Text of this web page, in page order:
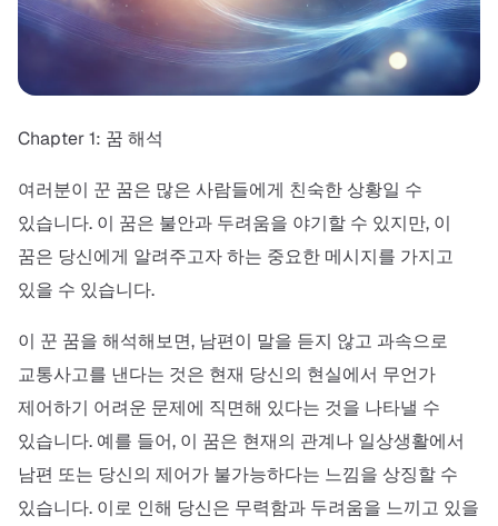
Chapter 1: 꿈 해석
여러분이 꾼 꿈은 많은 사람들에게 친숙한 상황일 수
있습니다. 이 꿈은 불안과 두려움을 야기할 수 있지만, 이
꿈은 당신에게 알려주고자 하는 중요한 메시지를 가지고
있을 수 있습니다.
이 꾼 꿈을 해석해보면, 남편이 말을 듣지 않고 과속으로
교통사고를 낸다는 것은 현재 당신의 현실에서 무언가
제어하기 어려운 문제에 직면해 있다는 것을 나타낼 수
있습니다. 예를 들어, 이 꿈은 현재의 관계나 일상생활에서
남편 또는 당신의 제어가 불가능하다는 느낌을 상징할 수
있습니다. 이로 인해 당신은 무력함과 두려움을 느끼고 있을